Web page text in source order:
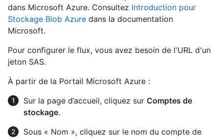
dans Microsoft Azure. Consultez Introduction pour
Stockage Blob Azure dans la documentation
Microsoft.
Pour configurer le flux, vous avez besoin de l'URL d'un
jeton SAS.
À partir de la Portail Microsoft Azure :
Sur la page d’accueil, cliquez sur Comptes de
stockage.
Sous « Nom », cliquez sur le nom du compte de